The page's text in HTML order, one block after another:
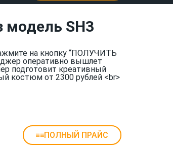
SH3
на кнопку “ПОЛУЧИТЬ
оперативно вышлет
подготовит креативный
костюм от 2300 рублей <br>
ПОЛНЫЙ ПРАЙС